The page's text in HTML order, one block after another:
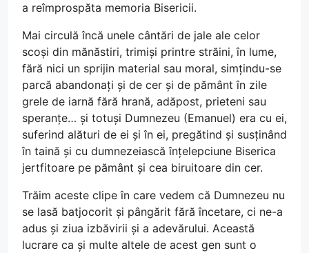
a reîmprospăta memoria Bisericii.
Mai circulă încă unele cântări de jale ale celor
scoși din mănăstiri, trimiși printre străini, în lume,
fără nici un sprijin material sau moral, simțindu-se
parcă abandonați și de cer și de pământ în zile
grele de iarnă fără hrană, adăpost, prieteni sau
speranțe… și totuși Dumnezeu (Emanuel) era cu ei,
suferind alături de ei și în ei, pregătind și susținând
în taină și cu dumnezeiască înțelepciune Biserica
jertfitoare pe pământ și cea biruitoare din cer.
Trăim aceste clipe în care vedem că Dumnezeu nu
se lasă batjocorit și pângărit fără încetare, ci ne-a
adus și ziua izbăvirii și a adevărului. Această
lucrare ca și multe altele de acest gen sunt o